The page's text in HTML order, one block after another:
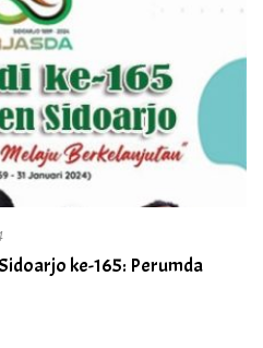
ke-165: Perumda